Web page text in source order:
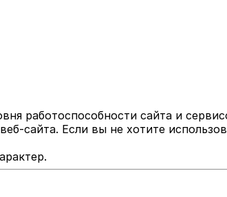
работоспособности сайта и
сайта. Если вы не хотите